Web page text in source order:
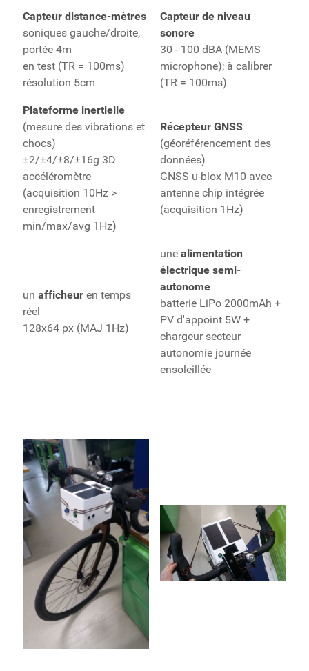
Capteur distance-mètres
soniques gauche/droite,
portée 4m
en test (TR = 100ms)
résolution 5cm
Capteur de niveau
sonore
30 - 100 dBA (MEMS
microphone); à calibrer
(TR = 100ms)
Plateforme inertielle
(mesure des vibrations et
chocs)
±2/±4/±8/±16g 3D
accéléromètre
(acquisition 10Hz >
enregistrement
min/max/avg 1Hz)
Récepteur GNSS
(géoréférencement des
données)
GNSS u-blox M10 avec
antenne chip intégrée
(acquisition 1Hz)
un afficheur en temps
réel
128x64 px (MAJ 1Hz)
une alimentation
électrique semi-
autonome
batterie LiPo 2000mAh +
PV d'appoint 5W +
chargeur secteur
autonomie journée
ensoleillée